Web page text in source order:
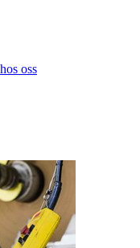
oss